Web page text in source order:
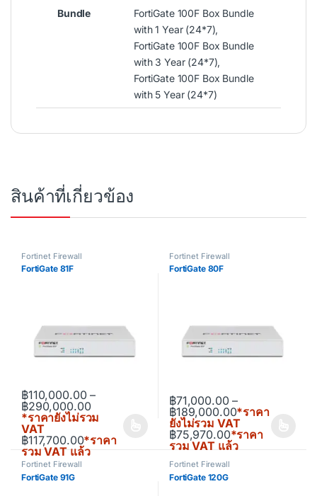
Bundle
FortiGate 100F Box Bundle
with 1 Year (24*7),
FortiGate 100F Box Bundle
with 3 Year (24*7),
FortiGate 100F Box Bundle
with 5 Year (24*7)
สินค้าที่เกี่ยวข้อง
Fortinet Firewall
FortiGate 81F
฿110,000.00 –
฿290,000.00Price range: ฿110,000.00 through ฿
*ราคายังไม่รวม
VAT
฿117,700.00*ราคา
รวม VAT แล้ว
This product has multiple variants. The options may be chosen
Fortinet Firewall
FortiGate 80F
฿71,000.00 –
฿189,000.00Price range: ฿
*ราคา
ยังไม่รวม VAT
฿75,970.00*ราคา
รวม VAT แล้ว
This product has multiple
Fortinet Firewall
FortiGate 91G
Fortinet Firewall
FortiGate 120G